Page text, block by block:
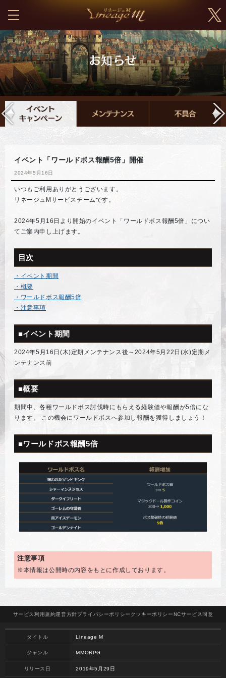
イベント「ワールドボス報酬5倍」開催
2024年5月16日
いつもご利用ありがとうございます。
リネージュMサービスチームです。
2024年5月16日より開始のイベント「ワールドボス報酬5倍」につい
てご案内申し上げます。
目次
・イベント期間
・概要
・ワールドボス報酬5倍
・注意事項
■イベント期間
2024年5月16日(木)定期メンテナンス後～2024年5月22日(水)定期メ
ンテナンス前
■概要
期間中、各種ワールドボス討伐時にもらえる経験値や報酬が5倍にな
ります。 この機会にワールドボスへ参加し報酬を獲得しましょう！
■ワールドボス報酬5倍
注意事項
※本情報は公開時の内容をもとに作成しております。
サービス 利用規約運営方針プライバシーポリシー クッキーポリシーNCサービス 同意
タイトル Lineage M
ジャンル MMORPG
リリース日 2019年5月29日